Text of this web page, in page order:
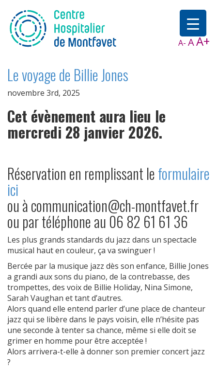
A- AA+
Le voyage de Billie Jones
novembre 3rd, 2025
Cet évènement aura lieu le
mercredi 28 janvier 2026.
Réservation en remplissant leformulaire
ici
ou à communication@ch-montfavet.fr
ou par téléphone au 06 82 61 61 36
Les plus grands standards du jazz dans un spectacle
musical haut en couleur, ça va swinguer !
Bercée par la musique jazz dès son enfance, Billie Jones
a grandi aux sons du piano, de la contrebasse, des
trompettes, des voix de Billie Holiday, Nina Simone,
Sarah Vaughan et tant d’autres.
Alors quand elle entend parler d’une place de chanteur
jazz qui se libère dans le pays voisin, elle n’hésite pas
une seconde à tenter sa chance, même si elle doit se
grimer en homme pour être acceptée !
Alors arrivera-t-elle à donner son premier concert jazz
?